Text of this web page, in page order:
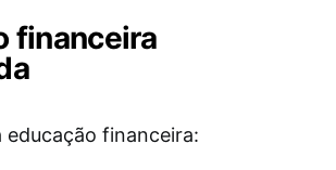
financeira
educação financeira: